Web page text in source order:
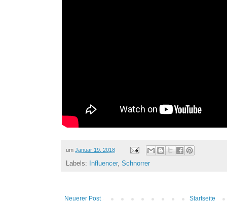
um Januar 19, 2018
Labels: Influencer, Schnorrer
Neuerer Post Startseite